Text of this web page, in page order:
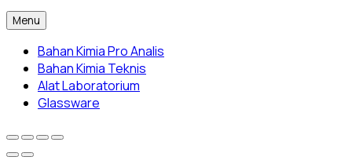
Menu
Bahan Kimia Pro Analis
Bahan Kimia Teknis
Alat Laboratorium
Glassware